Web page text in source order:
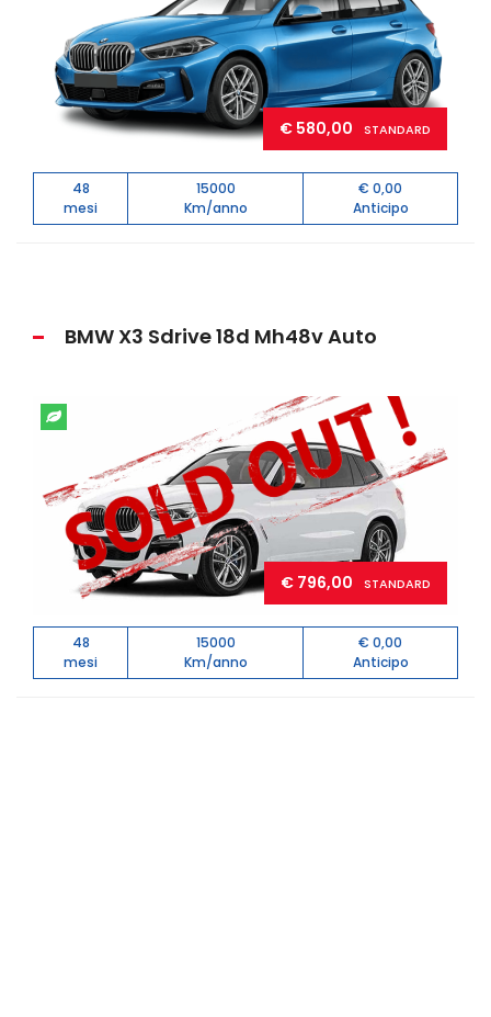
€ 580,00 STANDARD
48
mesi
15000
Km/anno
€ 0,00
Anticipo
BMW X3 Sdrive 18d Mh48v Auto
€ 796,00 STANDARD
48
mesi
15000
Km/anno
€ 0,00
Anticipo